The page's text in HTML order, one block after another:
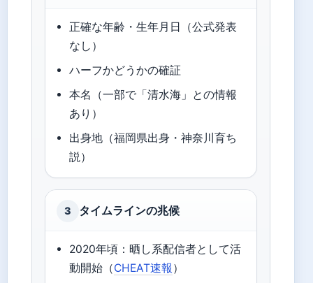
正確な年齢・生年月日（公式発表
なし）
ハーフかどうかの確証
本名（一部で「清水海」との情報
あり）
出身地（福岡県出身・神奈川育ち
説）
3 タイムラインの兆候
2020年頃：晒し系配信者として活
動開始（CHEAT速報 ）